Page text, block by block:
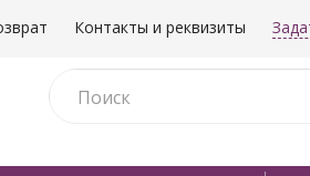
Контакты и реквизиты